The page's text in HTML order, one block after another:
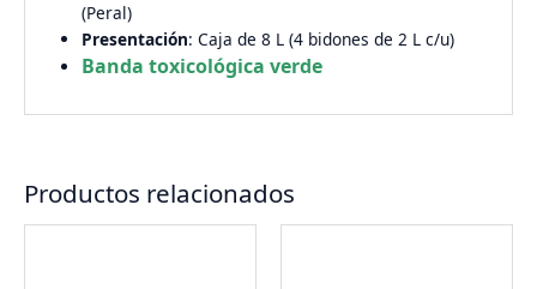
(Peral)
Presentación: Caja de 8 L (4 bidones de 2 L c/u)
Banda toxicológica verde
Productos relacionados